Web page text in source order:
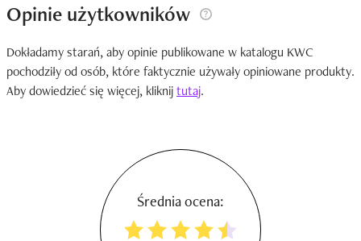
Opinie użytkowników
Dokładamy starań, aby opinie publikowane w katalogu KWC
pochodziły od osób, które faktycznie używały opiniowane produkty.
Aby dowiedzieć się więcej, kliknijtutaj.
Średnia ocena: